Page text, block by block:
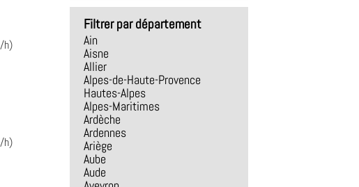
h)
h)
Filtrer par département
Ain
Aisne
Allier
Alpes-de-Haute-Provence
Hautes-Alpes
Alpes-Maritimes
Ardèche
Ardennes
Ariège
Aube
Aude